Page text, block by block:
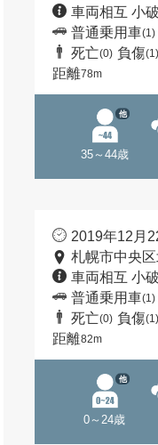
車両相互 小
普通乗用車(1)
死亡(0) 負傷(1)
距離78m
35～44歳
他
2019年12月
札幌市中央
車両相互 小
普通乗用車(1)
死亡(0) 負傷(1)
距離82m
0～24歳
他